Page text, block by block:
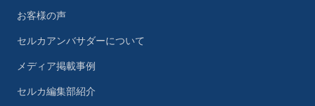
お客様の声
セルカアンバサダーについて
メディア掲載事例
セルカ編集部紹介